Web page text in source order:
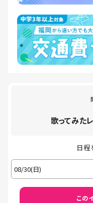
歌ってみた
日程
この